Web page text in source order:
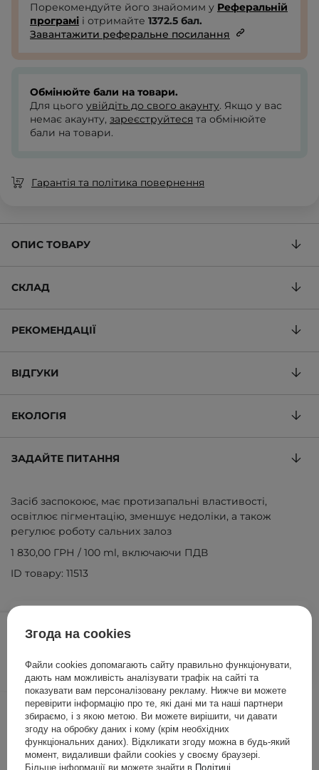
Порекомендуйте його знайомим у Реферальній
програмі і отримайте 1372.5 бал.
Завантажити реферальне посилання
Обмінюйте бали на товари.
Для цього увійдіть до свого акаунту. Якщо у вас
немає акаунту, зареєструйтеся та обмінюйте
бали на товари.
Гарантія та політика повернення
ОПИС ТОВАРУ
СКЛАД
РЕКОМЕНДАЦІЇ
ВІДГУКИ
ЕКОЛОГІЯ
ЗАДАЙТЕ ПИТАННЯ
Засіб заспокоює, має протизапальні властивості,
освітлює пігментацію, зменшує недоліки, а також
регулює роботу сальних залоз
1 830,00 ГРН / 100 ml, включаючи ПДВ
ID товару: 11513
Інші клієнти також перевіряли
Згода на cookies
Файли cookies допомагають сайту правильно функціонувати,
дають нам можливість аналізувати трафік на сайті та
показувати вам персоналізовану рекламу. Нижче ви можете
перевірити інформацію про те, які дані ми та наші партнери
збираємо, і з якою метою. Ви можете вирішити, чи давати
згоду на обробку даних і кому (крім необхідних
функціональних даних). Відкликати згоду можна в будь-який
момент, видаливши файли cookies у своєму браузері.
Більше інформації ви можете знайти в Політиці